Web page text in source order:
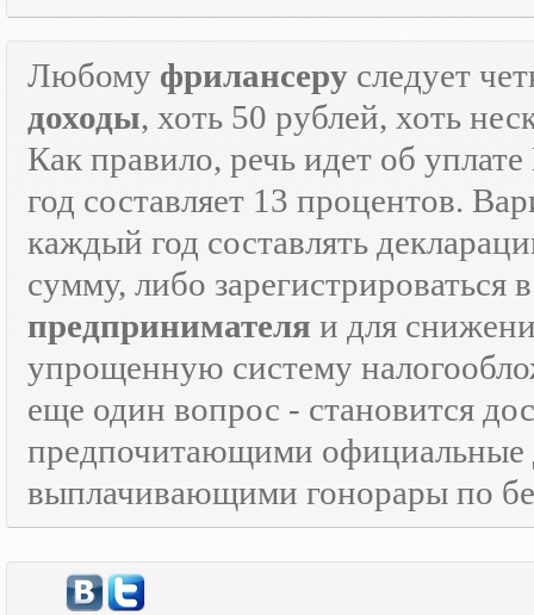
Любому фрилансеру следует
доходы, хоть 50 рублей, хоть
Как правило, речь идет об
год составляет 13 процентов.
каждый год составлять
сумму, либо зарегистрироваться
предпринимателя и для
упрощенную систему
еще один вопрос - становится
предпочитающими официальные
выплачивающими гонорары по